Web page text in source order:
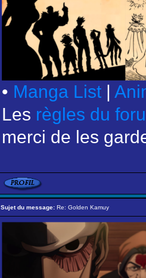
• Manga List |
Les règles du
merci de les
Sujet du message: Re: Golden Kamuy